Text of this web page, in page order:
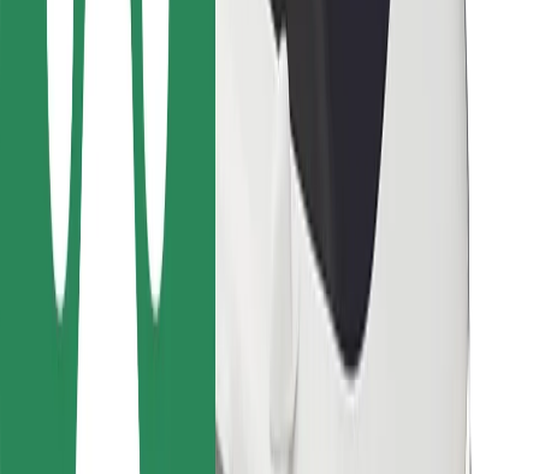
Bolt Food
Para propietarios de flota
Para restaurantes
Bolt para empresas
Otros
Proveedores
Términos y Condiciones
Cookies
Seguridad
¡Conseguí un viaje en minutos!
Descargar la app de Bolt